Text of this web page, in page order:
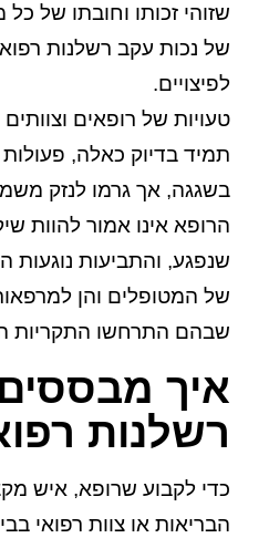
שזוהי זכותו וחובתו של
של נכות עקב רשלנות
לפיצויים.
טעויות של רופאים
תמיד בדיוק כאלה,
בשגגה, אך גרמו לנזק
הרופא אינו אמור להוות
שנפגע, והתביעות נוגעות
של המטופלים והן
שבהם התרחשו התקריות
איך
רשלנות
כדי לקבוע שרופא, איש
הבריאות או צוות רפואי